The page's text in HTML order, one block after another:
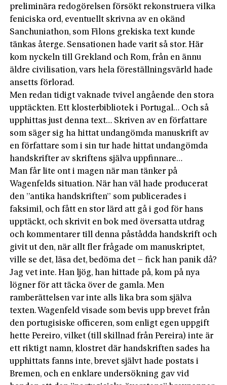
preliminära redogörelsen försökt rekonstruera vilka
feniciska ord, eventuellt skrivna av en okänd
Sanchuniathon, som Filons grekiska text kunde
tänkas återge. Sensationen hade varit så stor. Här
kom nyckeln till Grekland och Rom, från en ännu
äldre civilisation, vars hela föreställningsvärld hade
ansetts förlorad.
Men redan tidigt vaknade tvivel angående den stora
upptäckten. Ett klosterbibliotek i Portugal… Och så
upphittas just denna text… Skriven av en författare
som säger sig ha hittat undangömda manuskrift av
en författare som i sin tur hade hittat undangömda
handskrifter av skriftens själva uppfinnare…
Man får lite ont i magen när man tänker på
Wagenfelds situation. När han väl hade producerat
den ”antika handskriften” som publicerades i
faksimil, och fått en stor lärd att gå i god för hans
upptäckt, och skrivit en bok med översatta utdrag
och kommentarer till denna påstådda handskrift och
givit ut den, när allt fler frågade om manuskriptet,
ville se det, läsa det, bedöma det – fick han panik då?
Jag vet inte. Han ljög, han hittade på, kom på nya
lögner för att täcka över de gamla. Men
ramberättelsen var inte alls lika bra som själva
texten. Wagenfeld visade som bevis upp brevet från
den portugisiske officeren, som enligt egen uppgift
hette Pereiro, vilket (till skillnad från Pereira) inte är
ett riktigt namn, klostret där handskriften sades ha
upphittats fanns inte, brevet självt hade postats i
Bremen, och en enklare undersökning gav vid